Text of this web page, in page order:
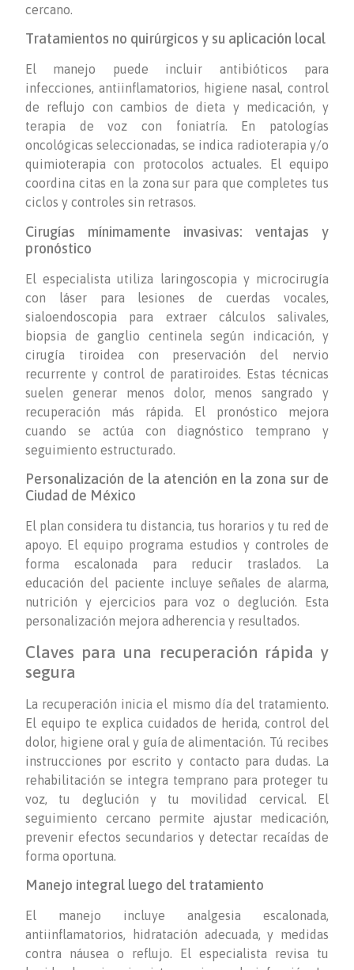
cercano.
Tratamientos no quirúrgicos y su aplicación local
El manejo puede incluir antibióticos para
infecciones, antiinflamatorios, higiene nasal, control
de reflujo con cambios de dieta y medicación, y
terapia de voz con foniatría. En patologías
oncológicas seleccionadas, se indica radioterapia y/o
quimioterapia con protocolos actuales. El equipo
coordina citas en la zona sur para que completes tus
ciclos y controles sin retrasos.
Cirugías mínimamente invasivas: ventajas y
pronóstico
El especialista utiliza laringoscopia y microcirugía
con láser para lesiones de cuerdas vocales,
sialoendoscopia para extraer cálculos salivales,
biopsia de ganglio centinela según indicación, y
cirugía tiroidea con preservación del nervio
recurrente y control de paratiroides. Estas técnicas
suelen generar menos dolor, menos sangrado y
recuperación más rápida. El pronóstico mejora
cuando se actúa con diagnóstico temprano y
seguimiento estructurado.
Personalización de la atención en la zona sur de
Ciudad de México
El plan considera tu distancia, tus horarios y tu red de
apoyo. El equipo programa estudios y controles de
forma escalonada para reducir traslados. La
educación del paciente incluye señales de alarma,
nutrición y ejercicios para voz o deglución. Esta
personalización mejora adherencia y resultados.
Claves para una recuperación rápida y
segura
La recuperación inicia el mismo día del tratamiento.
El equipo te explica cuidados de herida, control del
dolor, higiene oral y guía de alimentación. Tú recibes
instrucciones por escrito y contacto para dudas. La
rehabilitación se integra temprano para proteger tu
voz, tu deglución y tu movilidad cervical. El
seguimiento cercano permite ajustar medicación,
prevenir efectos secundarios y detectar recaídas de
forma oportuna.
Manejo integral luego del tratamiento
El manejo incluye analgesia escalonada,
antiinflamatorios, hidratación adecuada, y medidas
contra náusea o reflujo. El especialista revisa tu